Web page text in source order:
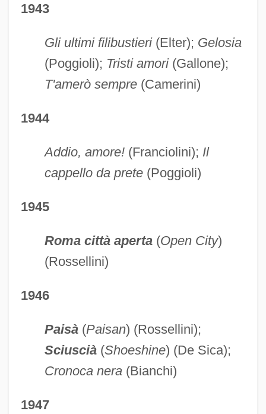
1943
Gli ultimi filibustieri(Elter); Gelosia
(Poggioli); Tristi amori(Gallone);
T'amerò sempre(Camerini)
1944
Addio, amore!(Franciolini); Il
cappello da prete(Poggioli)
1945
Roma città aperta (Open City)
(Rossellini)
1946
Paisà (Paisan) (Rossellini);
Sciuscià (Shoeshine) (De Sica);
Cronoca nera(Bianchi)
1947